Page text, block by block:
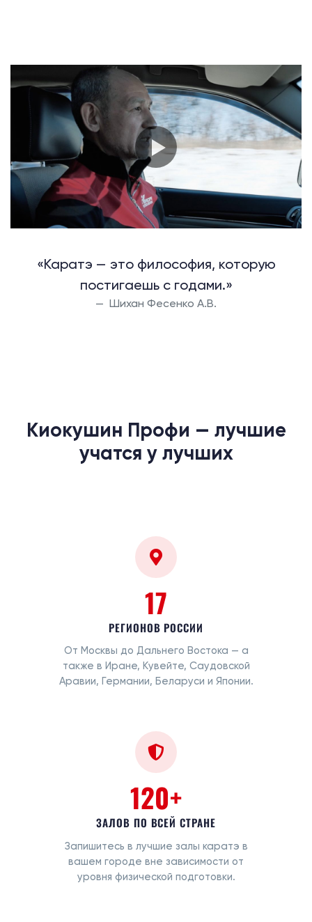
«Каратэ — это философия, которую
постигаешь с годами.»
Шихан Фесенко А.В.
Киокушин Профи — лучшие
учатся у лучших
17
РЕГИОНОВ РОССИИ
От Москвы до Дальнего Востока — а
также в Иране, Кувейте, Саудовской
Аравии, Германии, Беларуси и Японии.
120+
ЗАЛОВ ПО ВСЕЙ СТРАНЕ
Запишитесь в лучшие залы каратэ в
вашем городе вне зависимости от
уровня физической подготовки.